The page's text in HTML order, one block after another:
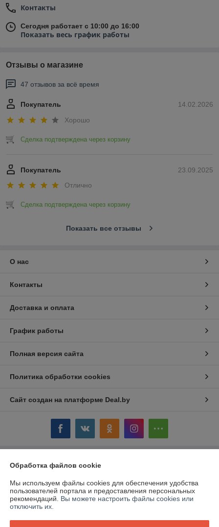
Контакты
Сегодня работает с 10:00 до 16:00
Показать весь график работы
Отзывы о магазине
47 отзывов за всё время
14.02.2026
Покупатель
Хорошо
Сделка подтверждена через корзину
23.09.2025
Покупатель
Отлично
Сделка подтверждена через корзину
Показать все отзывы
О нас
Контакты
Доставка и оплата
График работы
Полная версия сайта
Политика обработки cookies
Сайт создан на платформе Deal.by
Информация для покупателя
Юридическое лицо:ОАО «Дом торговли»
Витебская обл.,г. Полоцк, ул. Гоголя, 16
Регистрационный номер ЕГР: 300058954
УНП: 300058954
Обработка файлов cookie
Мы используем файлы cookies для обеспечения удобства
пользователей портала и предоставления персональных
рекомендаций. Вы можете настроить файлы cookies или
отключить их.